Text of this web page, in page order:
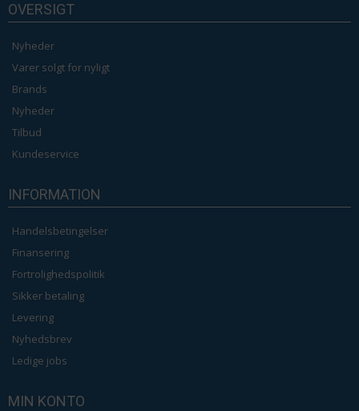
OVERSIGT
Nyheder
Varer solgt for nyligt
Brands
Nyheder
Tilbud
Kundeservice
INFORMATION
Handelsbetingelser
Finansering
Fortrolighedspolitik
Sikker betaling
Levering
Nyhedsbrev
Ledige jobs
MIN KONTO